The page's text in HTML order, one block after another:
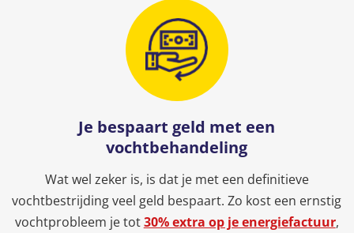
Je bespaart geld met een
vochtbehandeling
Wat wel zeker is, is dat je met een definitieve
vochtbestrijding veel geld bespaart. Zo kost een ernstig
vochtprobleem je tot30% extra op je energiefactuur,